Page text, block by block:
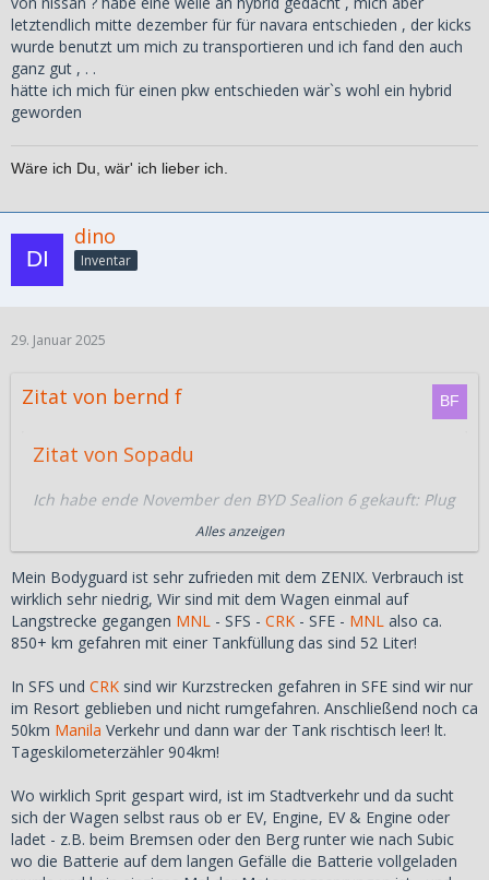
letztendlich mitte dezember für für navara entschieden , der kicks
wurde benutzt um mich zu transportieren und ich fand den auch
ganz gut , . .
hätte ich mich für einen pkw entschieden wär`s wohl ein hybrid
geworden
Wäre ich Du, wär' ich lieber ich.
dino
Inventar
29. Januar 2025
Zitat von bernd f
Zitat von Sopadu
Ich habe ende November den BYD Sealion 6 gekauft: Plug
in hybrid, dadurch coding exempted hier in
Bisher ein super Auto, was mich 1.5mio PHP gekostet hat.
mit den Wucher-Zinsen absurd finde. Ausserdem gab es
weder einen Rabatt noch sonstiges.
Kann das Auto sehr empfehlen, wie dino bereits schrieb:
durch Elektroantrieb und trotzdem keine Probleme durch
Benzin-Motor.
Und da ich in meinem Condo eine Steckdose direkt am
PArkplatz habe, kann ich den Wagen auch dort aufladen
Strompreis, also perfekt.
hast du vorher ähnliche autos getestet ? wie zb den kicks e
power von nissan ? habe eine weile an hybrid gedacht ,
Alles anzeigen
Mein Bodyguard ist sehr zufrieden mit dem ZENIX. Verbrauch ist
wirklich sehr niedrig, Wir sind mit dem Wagen einmal auf
Langstrecke gegangen MNL - SFS - CRK - SFE - MNL also ca.
850+ km gefahren mit einer Tankfüllung das sind 52 Liter!
In SFS und CRK sind wir Kurzstrecken gefahren in SFE sind wir nur
im Resort geblieben und nicht rumgefahren. Anschließend noch ca
50km Manila Verkehr und dann war der Tank rischtisch leer! lt.
Tageskilometerzähler 904km!
Wo wirklich Sprit gespart wird, ist im Stadtverkehr und da sucht
sich der Wagen selbst raus ob er EV, Engine, EV & Engine oder
ladet - z.B. beim Bremsen oder den Berg runter wie nach Subic
wo die Batterie auf dem langen Gefälle die Batterie vollgeladen